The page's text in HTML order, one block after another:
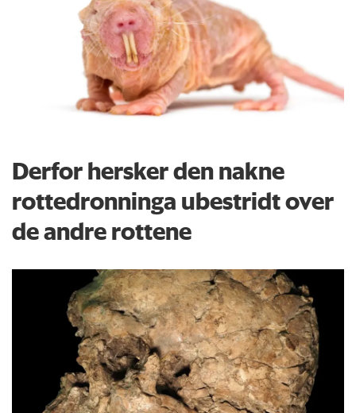
Derfor hersker den nakne
rottedronninga ubestridt over
de andre rottene